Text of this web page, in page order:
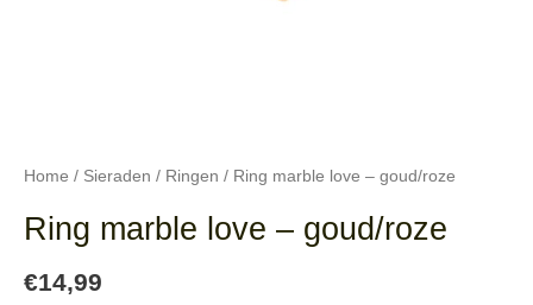
Home / Sieraden / Ringen / Ring marble love – goud/roze
Ring marble love – goud/roze
€14,99